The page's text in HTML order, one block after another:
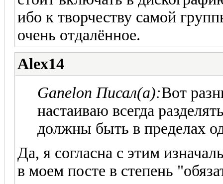
ибо к творчеству самой
очень отдалённое.
Alex14
Ganelon Писал(а):Вот
настаиваю всегда
должны быть в пределах
Да, я согласна с этим
в моем посте в степень